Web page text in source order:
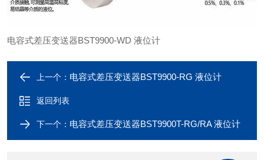
电容式差压变送器BST9900-WD 液位计
上一个： 电容式差压变送器BST9900-RG 液位计
返回列表
下一个： 电容式差压变送器BST9900T-RG/RA 液位计